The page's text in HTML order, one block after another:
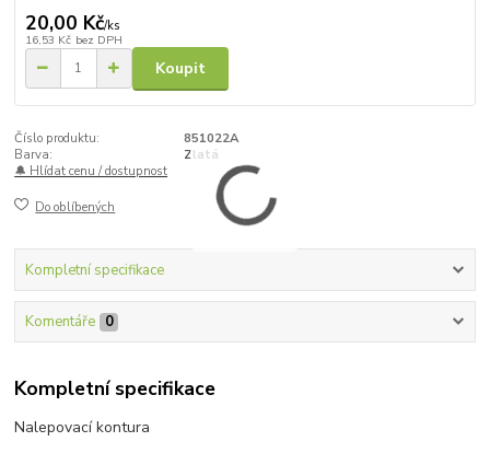
20,00 Kč/ks
16,53 Kč bez DPH
Koupit
Číslo produktu:
851022A
Barva:
Zlatá
🔔 Hlídat cenu / dostupnost
Do oblíbených
Kompletní specifikace
Komentáře 0
Kompletní specifikace
Nalepovací kontura